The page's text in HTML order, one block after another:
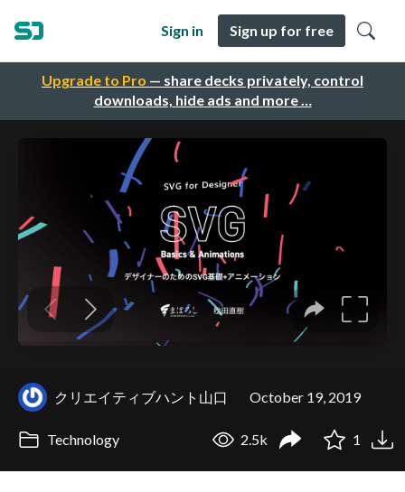
Upgrade to Pro — share decks privately, control
downloads, hide ads and more …
Sign in Sign up for free
クリエイティブハント山口 October 19, 2019
Technology 2.5k 1